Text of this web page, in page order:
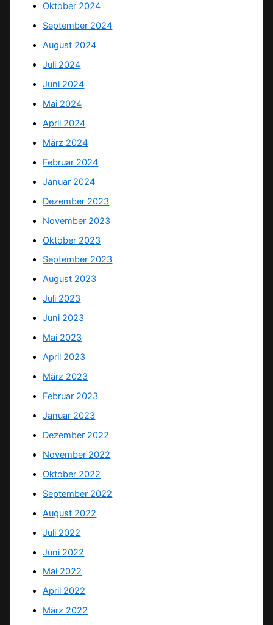
Oktober 2024
September 2024
August 2024
Juli 2024
Juni 2024
Mai 2024
April 2024
März 2024
Februar 2024
Januar 2024
Dezember 2023
November 2023
Oktober 2023
September 2023
August 2023
Juli 2023
Juni 2023
Mai 2023
April 2023
März 2023
Februar 2023
Januar 2023
Dezember 2022
November 2022
Oktober 2022
September 2022
August 2022
Juli 2022
Juni 2022
Mai 2022
April 2022
März 2022